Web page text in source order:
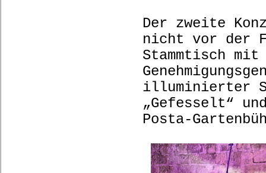
Der zweite
nicht vor der
Stammtisch mit
illuminierter
„Gefesselt“
Posta-